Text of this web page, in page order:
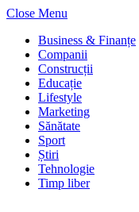
Close Menu
Business & Finanțe
Companii
Construcții
Educație
Lifestyle
Marketing
Sănătate
Sport
Știri
Tehnologie
Timp liber